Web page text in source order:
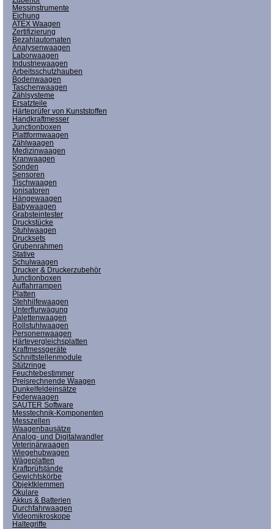
Messinstrumente
Eichung
ATEX Waagen
Zertifizierung
Bezahlautomaten
Analysenwaagen
Laborwaagen
Industriewaagen
Arbeitsschutzhauben
Bodenwaagen
Taschenwaagen
Zählsysteme
Ersatzteile
Härteprüfer von Kunststoffen
Handkraftmesser
Junctionboxen
Plattformwaagen
Zählwaagen
Medizinwaagen
Kranwaagen
Sonden
Sensoren
Tischwaagen
Ionisatoren
Hängewaagen
Babywaagen
Grabsteintester
Druckstücke
Stuhlwaagen
Drucksets
Grubenrahmen
Stative
Schulwaagen
Drucker & Druckerzubehör
Junctionboxen
Auffahrrampen
Platten
Stehhilfewaagen
Unterflurwägung
Palettenwaagen
Rollstuhlwaagen
Personenwaagen
Härtevergleichsplatten
Kraftmessgeräte
Schnittstellenmodule
Stützringe
Feuchtebestimmer
Preisrechnende Waagen
Dunkelfeldeinsätze
Federwaagen
SAUTER Software
Messtechnik-Komponenten
Messzellen
Waagenbausätze
Analog- und Digitalwandler
Veterinärwaagen
Wiegehubwagen
Wägeplatten
Kraftprüfstände
Gewichtskörbe
Objektklemmen
Okulare
Akkus & Batterien
Durchfahrwaagen
Videomikroskope
Haltegriffe